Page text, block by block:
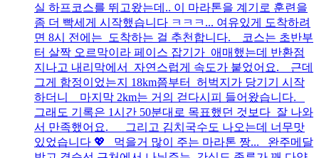
실 하프코스를 뛰고왔는데.. 이 마라톤을 계기로 훈련을
좀 더 빡세게 시작했습니다 ㅋㅋㅋ... 여유있게 도착하려
면 8시 전에는 도착하는 걸 추천합니다. 코스는 초반부
터 살짝 오르막이라 페이스 잡기가 애매했는데 반환점
지나고 내리막에서 자연스럽게 속도가 붙었어요. 근데
그게 함정이었는지 18km쯤부터 허벅지가 당기기 시작
하더니 마지막 2km는 거의 걷다시피 들어왔습니다.
그래도 기록은 1시간 50분대로 목표했던 것보다 잘 나와
서 만족했어요. 그리고 김치국수도 나오는데 너무맛
있었습니다 💖 먹을거 많이 주는 마라톤 짱... 완주메달